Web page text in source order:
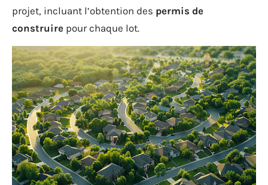
projet, incluant l’obtention des permis de
construire pour chaque lot.